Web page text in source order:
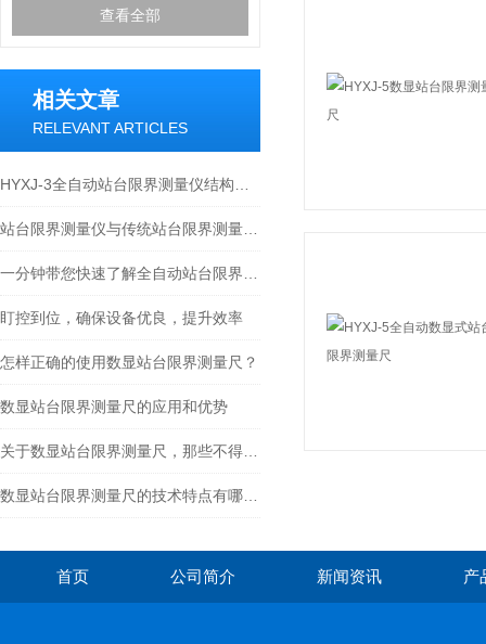
查看全部
相关文章
RELEVANT ARTICLES
盯控到位，确保设备优良，提升效率
怎样正确的使用数显站台限界测量尺？
数显站台限界测量尺的应用和优势
首页 公司简介 新闻资讯 产